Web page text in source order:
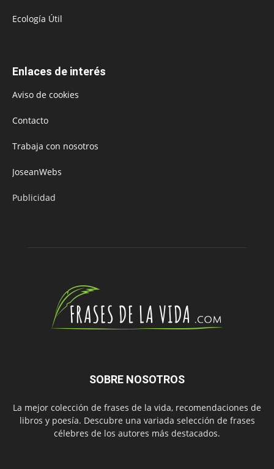
Ecología Útil
Enlaces de interés
Aviso de cookies
Contacto
Trabaja con nosotros
JoseanWebs
Publicidad
SOBRE NOSOTROS
La mejor colección de frases de la vida, recomendaciones de
libros y poesía. Descubre una variada selección de frases
célebres de los autores más destacados.